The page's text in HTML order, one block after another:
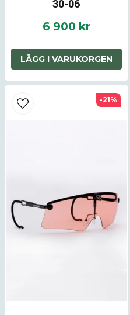
30-06
6 900 kr
LÄGG I VARUKORGEN
-21%